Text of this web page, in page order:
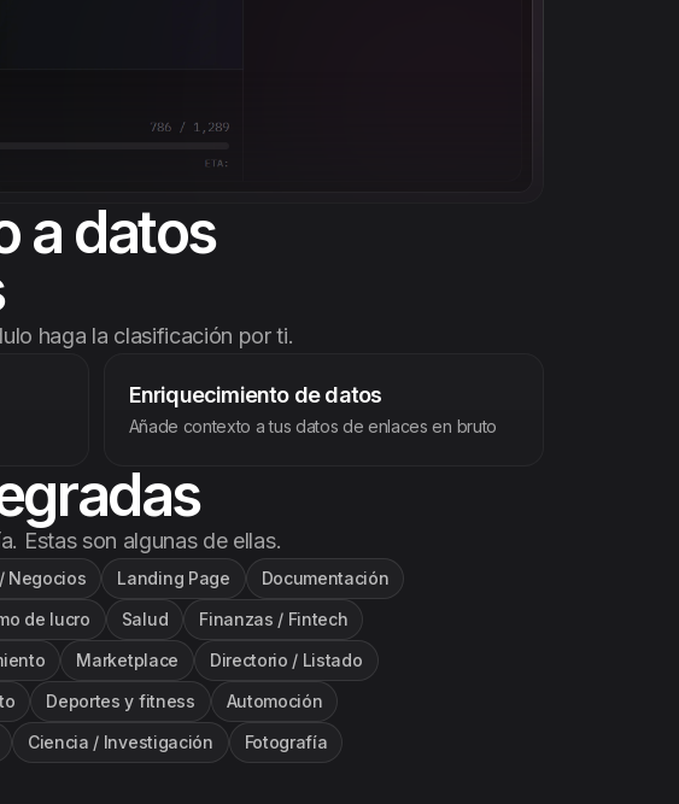
a datos
haga la clasificación por ti.
Enriquecimiento de datos
Añade contexto a tus datos de enlaces en bruto
Estas son algunas de ellas.
Negocios Landing Page
Documentación
de lucro Salud
Finanzas / Fintech
Marketplace
Directorio / Listado
Deportes y fitness
Automoción
Ciencia / Investigación
Fotografía